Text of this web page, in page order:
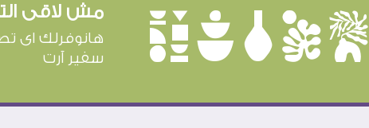
èûôçê مش لاقى
هانوفرلك اى
سفير آرت